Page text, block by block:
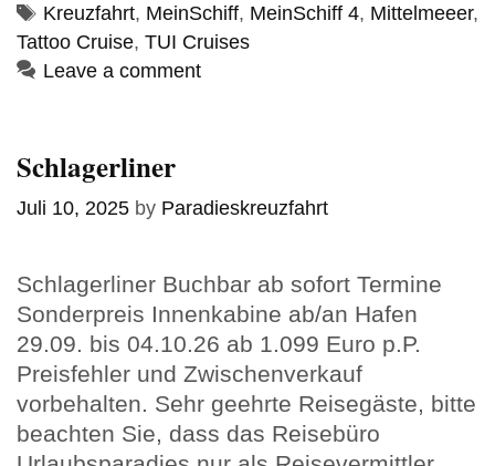
Tags
Kreuzfahrt, MeinSchiff, MeinSchiff 4, Mittelmeeer,
Tattoo Cruise, TUI Cruises
Leave a comment
Schlagerliner
Juli 10, 2025 by Paradieskreuzfahrt
Schlagerliner Buchbar ab sofort Termine
Sonderpreis Innenkabine ab/an Hafen
29.09. bis 04.10.26 ab 1.099 Euro p.P.
Preisfehler und Zwischenverkauf
vorbehalten. Sehr geehrte Reisegäste, bitte
beachten Sie, dass das Reisebüro